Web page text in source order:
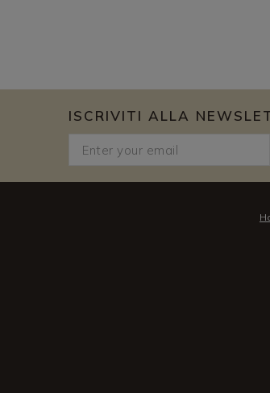
ISCRIVITI ALLA